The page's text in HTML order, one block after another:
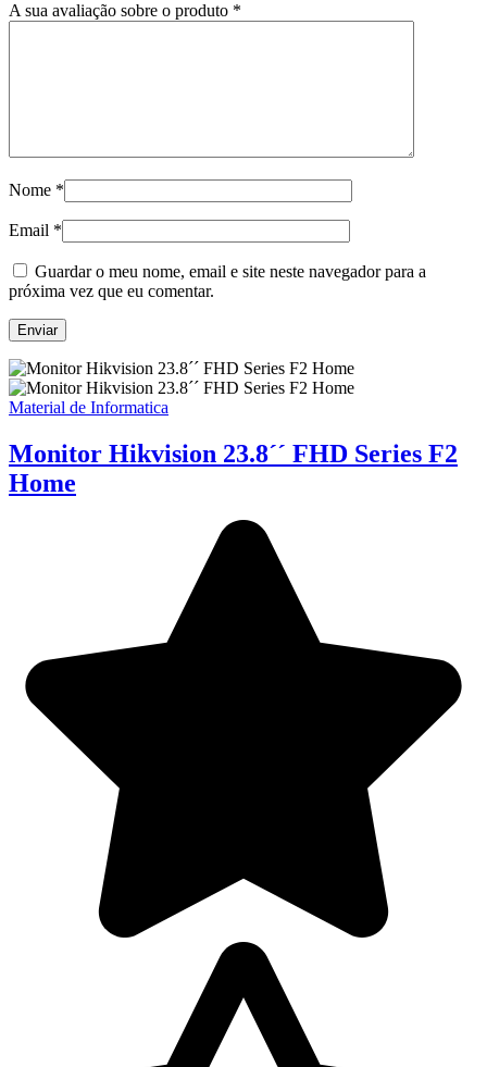
A sua avaliação sobre o produto *
Nome *
Email *
Guardar o meu nome, email e site neste navegador para a
próxima vez que eu comentar.
Material de Informatica
Monitor Hikvision 23.8´´ FHD Series F2
Home